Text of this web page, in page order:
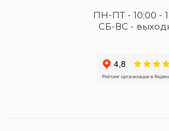
ПН-ПТ - 10:00 -
СБ-ВС -